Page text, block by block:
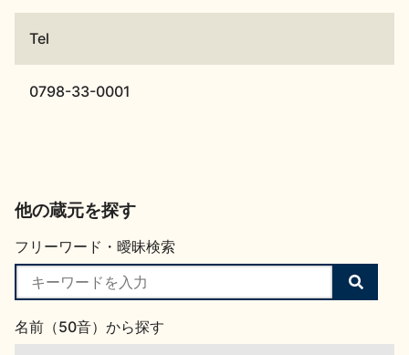
Tel
0798-33-0001
他の蔵元を探す
フリーワード・曖昧検索
検
索
名前（50音）から探す